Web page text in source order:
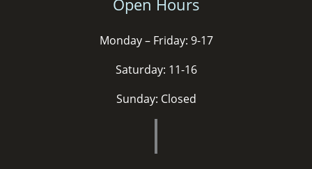
Monday – Friday: 9-17
Saturday: 11-16
Sunday: Closed